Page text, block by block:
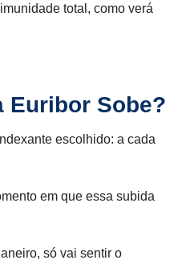
total, como verá
Euribor Sobe?
escolhido: a cada
em que essa subida
só vai sentir o